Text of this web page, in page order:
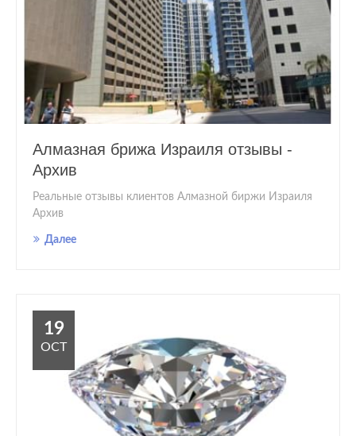
Алмазная брижа Израиля отзывы -
Архив
Реальные отзывы клиентов Алмазной биржи Израиля
Архив
Далее
19
OCT